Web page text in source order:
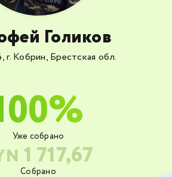
Собрано
1 717,67
Уже собрано
Голиков
г. Кобрин, Брестская обл.